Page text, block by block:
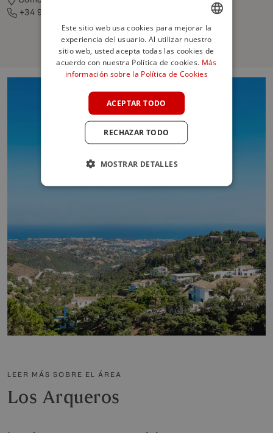
+34 952 07 42 42
LEER MÁS SOBRE EL ÁREA
Los Arqueros
ENGLISH
SPANISH
POLISH
Este sitio web usa cookies para mejorar la
experiencia del usuario. Al utilizar nuestro
sitio web, usted acepta todas las cookies de
acuerdo con nuestra Política de cookies. Más
información sobre la Política de Cookies
ACEPTAR TODO
RECHAZAR TODO
MOSTRAR DETALLES